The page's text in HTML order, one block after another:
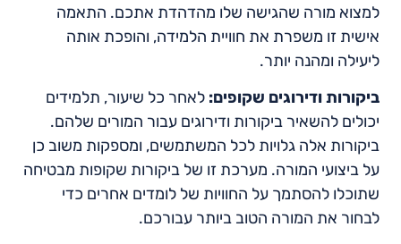
למצוא מורה שהגישה שלו מהדהדת אתכם. התאמה
אישית זו משפרת את חוויית הלמידה, והופכת אותה
ליעילה ומהנה יותר.
ביקורות ודירוגים שקופים: לאחר כל שיעור, תלמידים
יכולים להשאיר ביקורות ודירוגים עבור המורים שלהם.
ביקורות אלה גלויות לכל המשתמשים, ומספקות משוב כן
על ביצועי המורה. מערכת זו של ביקורות שקופות מבטיחה
שתוכלו להסתמך על החוויות של לומדים אחרים כדי
לבחור את המורה הטוב ביותר עבורכם.